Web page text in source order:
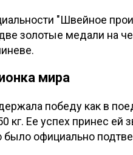
"Швейное
золотые медали на
мира
победу как в
кг. Ее успех принес ей
было официально